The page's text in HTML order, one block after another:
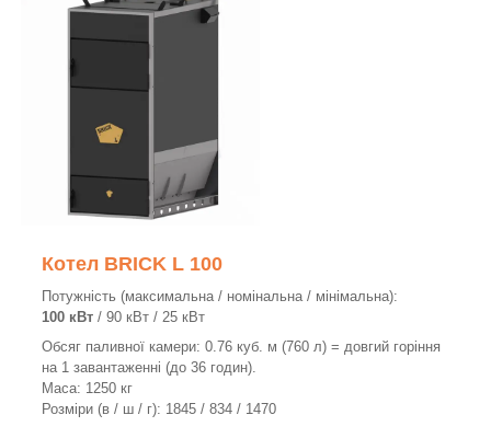
Котел BRICK L 100
Потужність (максимальна / номінальна / мінімальна):
100 кВт / 90 кВт / 25 кВт
Обсяг паливної камери: 0.76 куб. м (760 л) = довгий горіння
на 1 завантаженні (до 36 годин).
Маса: 1250 кг
Розміри (в / ш / г): 1845 / 834 / 1470